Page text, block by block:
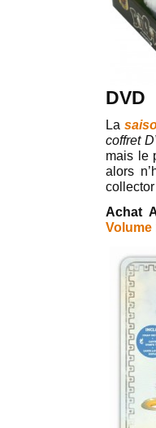
DVD
La
coffret
mais le
alors
Achat
Volume